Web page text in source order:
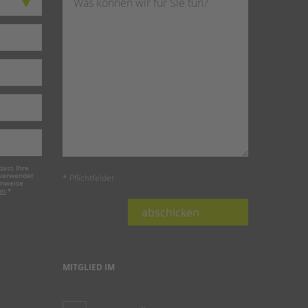
Ihre
. *
* Pflichtfelder
abschicken
MITGLIED IM